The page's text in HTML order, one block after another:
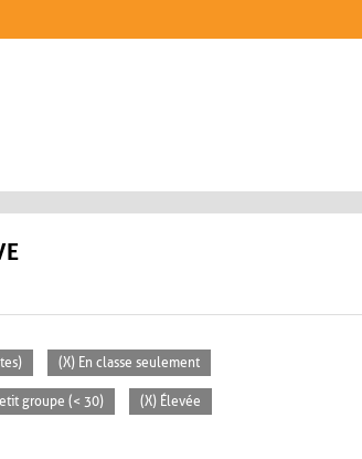
(X) En classe seulement
groupe (< 30) (X) Élevée